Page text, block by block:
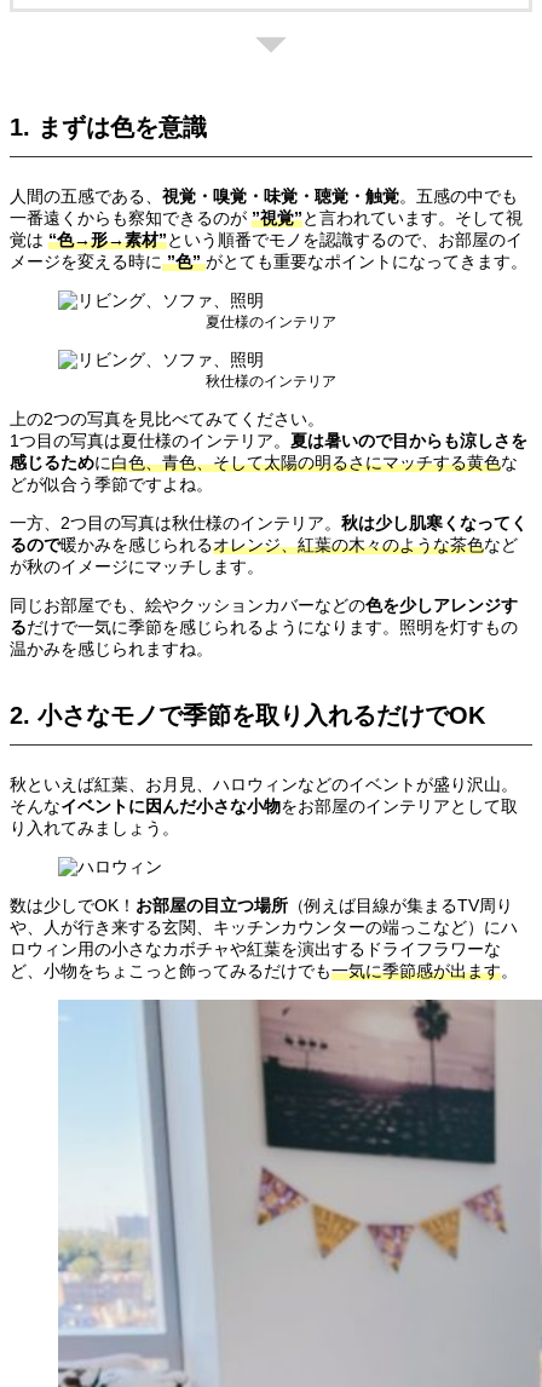
1. まずは色を意識
人間の五感である、 視覚・嗅覚・味覚・聴覚・触覚。五感の中でも
一番遠くからも察知できるのが ”視覚”と言われています。そして視
覚は “色→形→素材”という順番でモノを認識するので、お部屋のイ
メージを変える時に ”色” がとても重要なポイントになってきます。
夏仕様のインテリア
秋仕様のインテリア
上の2つの写真を見比べてみてください。
1つ目の写真は夏仕様のインテリア。 夏は暑いので目からも涼しさを
感じるために白色、青色、そして太陽の明るさにマッチする黄色な
どが似合う季節ですよね。
一方、2つ目の写真は秋仕様のインテリア。 秋は少し肌寒くなってく
るので暖かみを感じられるオレンジ、紅葉の木々のような茶色など
が秋のイメージにマッチします。
同じお部屋でも、絵やクッションカバーなどの色を少しアレンジす
るだけで一気に季節を感じられるようになります。照明を灯すもの
温かみを感じられますね。
2. 小さなモノで季節を取り入れるだけでOK
秋といえば紅葉、お月見、ハロウィンなどのイベントが盛り沢山。
そんなイベントに因んだ小さな小物をお部屋のインテリアとして取
り入れてみましょう。
数は少しでOK！ お部屋の目立つ場所 （例えば目線が集まるTV周り
や、人が行き来する玄関、キッチンカウンターの端っこなど）にハ
ロウィン用の小さなカボチャや紅葉を演出するドライフラワーな
ど、小物をちょこっと飾ってみるだけでも一気に季節感が出ます。